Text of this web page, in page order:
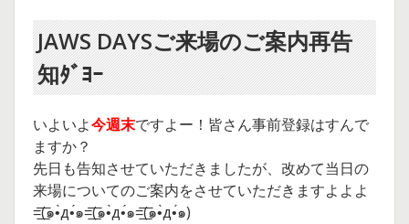
JAWS DAYSご来場のご案内再告
知ﾀﾞﾖｰ
いよいよ今週末ですよー！皆さん事前登録はすんで
ますか？
先日も告知させていただきましたが、改めて当日の
来場についてのご案内をさせていただきますよよよ
=͟͟͞͞(๑•̀д•́๑=͟͟͞͞(๑•̀д•́๑=͟͟͞͞(๑•̀д•́๑)